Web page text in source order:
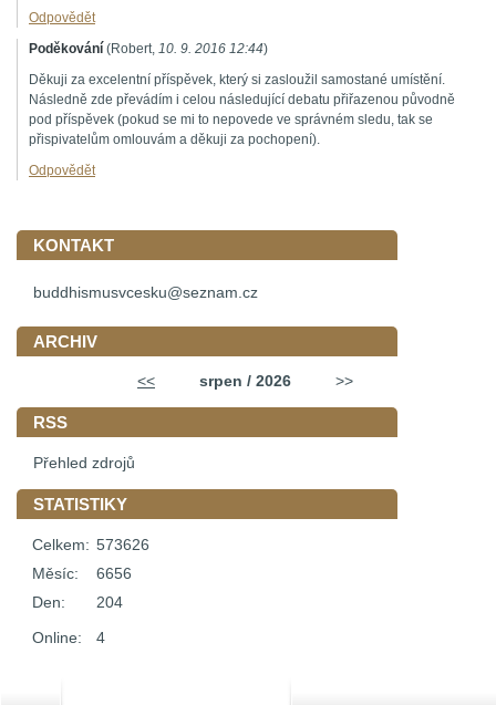
Odpovědět
Poděkování (Robert, 10. 9. 2016 12:44)
Děkuji za excelentní příspěvek, který si zasloužil samostané umístění.
Následně zde převádím i celou následující debatu přiřazenou původně
pod příspěvek (pokud se mi to nepovede ve správném sledu, tak se
přispivatelům omlouvám a děkuji za pochopení).
Odpovědět
KONTAKT
buddhismusvcesku@seznam.cz
ARCHIV
<< srpen / 2026 >>
RSS
Přehled zdrojů
STATISTIKY
Online: 4
Celkem: 573626
Měsíc:
6656
Den:
204